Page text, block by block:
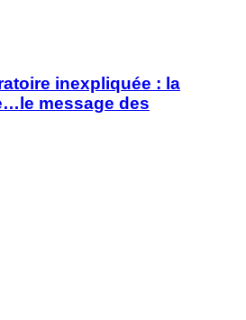
inexpliquée : la
message des